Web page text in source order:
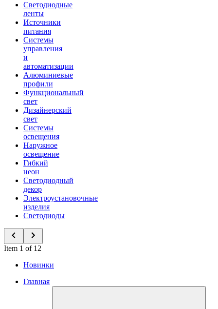
Светодиодные
ленты
Источники
питания
Системы
управления
и
автоматизации
Алюминиевые
профили
Функциональный
свет
Дизайнерский
свет
Системы
освещения
Наружное
освещение
Гибкий
неон
Светодиодный
декор
Электроустановочные
изделия
Светодиоды
Item 1 of 12
Новинки
Главная